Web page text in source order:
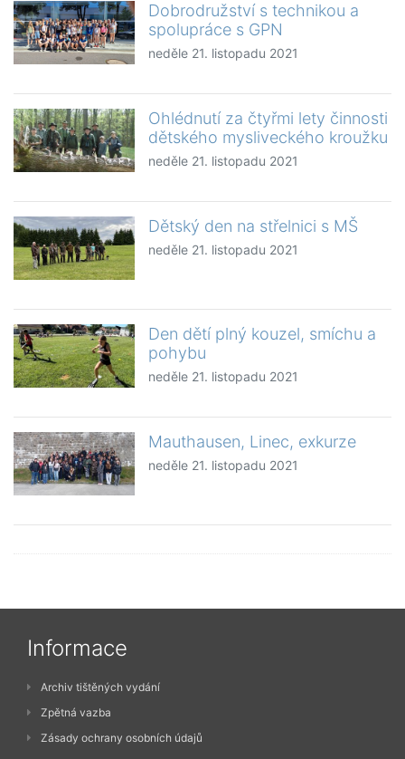
Dobrodružství s technikou a
spolupráce s GPN
neděle 21. listopadu 2021
Ohlédnutí za čtyřmi lety činnosti
dětského mysliveckého kroužku
neděle 21. listopadu 2021
Dětský den na střelnici s MŠ
neděle 21. listopadu 2021
Den dětí plný kouzel, smíchu a
pohybu
neděle 21. listopadu 2021
Mauthausen, Linec, exkurze
neděle 21. listopadu 2021
Informace
Archiv tištěných vydání
Zpětná vazba
Zásady ochrany osobních údajů